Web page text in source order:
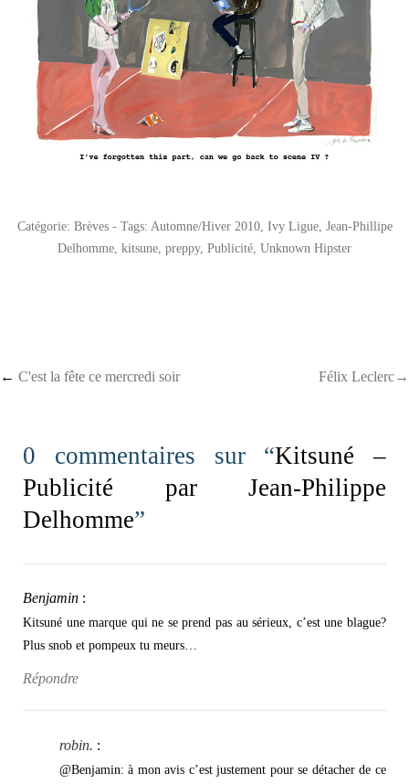
Catégorie: Brèves- Tags: Automne/Hiver 2010, Ivy Ligue, Jean-Phillipe
Delhomme kitsune preppy, Publicité Unknown Hipster
Post navigation
← C'est la fête ce mercredi soir Félix Leclerc→
0 commentaires sur “Kitsuné –
Publicité par Jean-Philippe
Delhomme”
Benjamin :
Kitsuné une marque qui ne se prend pas au sérieux, c’est une blague?
Plus snob et pompeux tu meurs…
Répondre
robin. :
@Benjamin: à mon avis c’est justement pour se détacher de ce